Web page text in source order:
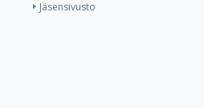
Jäsensivusto